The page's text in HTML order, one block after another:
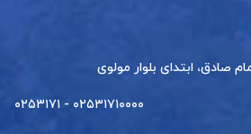
صادق، ابتدای بلوار مولوی
۰۲۵۳۱۷۱۰۰۰۰ - ۰۲۵۳۱۷۱